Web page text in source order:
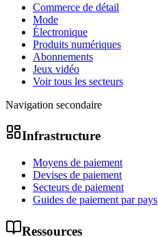
Commerce de détail
Mode
Électronique
Produits numériques
Abonnements
Jeux vidéo
Voir tous les secteurs
Navigation secondaire
Infrastructure
Moyens de paiement
Devises de paiement
Secteurs de paiement
Guides de paiement par pays
Ressources